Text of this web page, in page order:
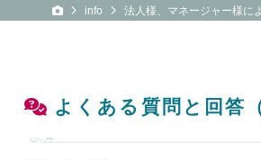
4SYA 公式サイト
info 法人様、マネージャー様に
よくある質問と回答